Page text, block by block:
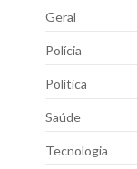
Geral
Polícia
Política
Saúde
Tecnologia